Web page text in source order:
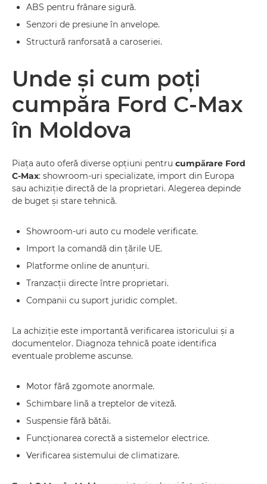
ABS pentru frânare sigură.
Senzori de presiune în anvelope.
Structură ranforsată a caroseriei.
Unde și cum poți
cumpăra Ford C-Max
în Moldova
Piața auto oferă diverse opțiuni pentru cumpărare Ford
C-Max: showroom-uri specializate, import din Europa
sau achiziție directă de la proprietari. Alegerea depinde
de buget și stare tehnică.
Showroom-uri auto cu modele verificate.
Import la comandă din țările UE.
Platforme online de anunțuri.
Tranzacții directe între proprietari.
Companii cu suport juridic complet.
La achiziție este importantă verificarea istoricului și a
documentelor. Diagnoza tehnică poate identifica
eventuale probleme ascunse.
Motor fără zgomote anormale.
Schimbare lină a treptelor de viteză.
Suspensie fără bătăi.
Funcționarea corectă a sistemelor electrice.
Verificarea sistemului de climatizare.